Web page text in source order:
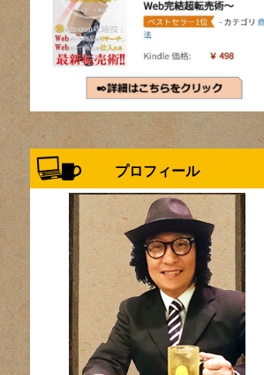
プロフィール